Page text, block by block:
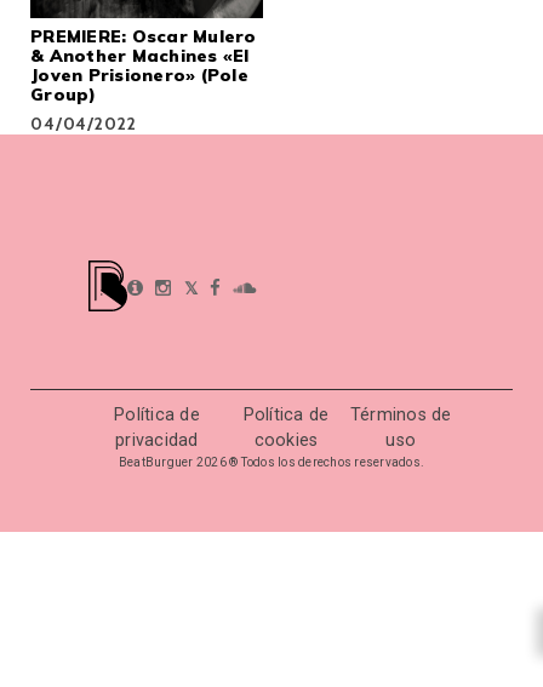
PREMIERE: Oscar Mulero
& Another Machines «El
Joven Prisionero» (Pole
Group)
04/04/2022
𝕏
Política de
privacidad
Política de
cookies
Términos de
uso
BeatBurguer 2026 ® Todos los derechos reservados.